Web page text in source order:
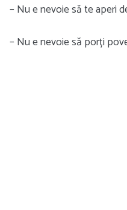
– Nu e nevoie să te aperi
– Nu e nevoie să porți